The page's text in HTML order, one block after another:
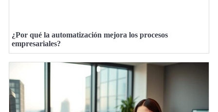
¿Por qué la automatización mejora los procesos
empresariales?